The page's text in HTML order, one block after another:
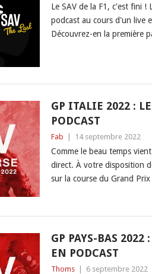
Le SAV de la F1, c'est fini
podcast au cours d'un live
Découvrez-en la première
GP ITALIE 2022 :
PODCAST
Fab 14 septembre 2022
Comme le beau temps
direct. À votre disposition
sur la course du Grand Prix
GP PAYS-BAS 2022
EN PODCAST
Thoms 6 septembre 2022